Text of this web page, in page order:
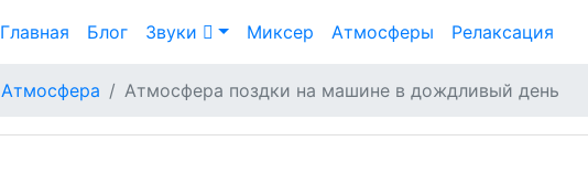
Главная Блог Звуки Миксер Атмосферы Релаксация
Атмосфера Атмосфера поздки на машине в дождливый день